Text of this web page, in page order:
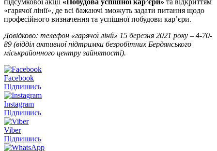
«гарячої лінії», де всі бажаючі зможуть задати питання щодо
професійного визначення та успішної побудови кар’єри.
Довідково: телефон «гарячої лінії» 15 березня 2021 року – 4-70-
89 (відділ активної підтримки безробітних Бердянського
міськрайонного центру зайнятості).
Facebook
Підпишись
Instagram
Підпишись
Viber
Підпишись